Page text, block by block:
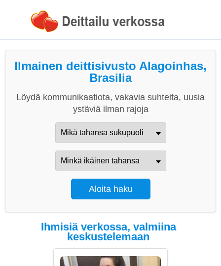
Ilmainen deittisivusto Alagoinhas,
Brasilia
Löydä kommunikaatiota, vakavia suhteita, uusia
ystäviä ilman rajoja
Ihmisiä verkossa, valmiina
keskustelemaan